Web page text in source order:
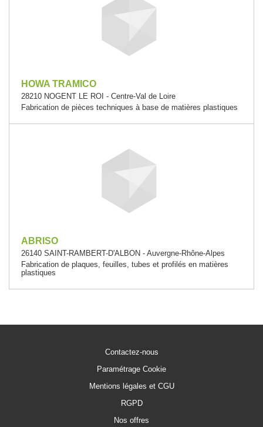
HOWA TRAMICO
28210 NOGENT LE ROI - Centre-Val de Loire
Fabrication de pièces techniques à base de matières plastiques
ABRISO
26140 SAINT-RAMBERT-D'ALBON - Auvergne-Rhône-Alpes
Fabrication de plaques, feuilles, tubes et profilés en matières
plastiques
Contactez-nous
Paramétrage Cookie
Mentions légales et CGU
RGPD
Nos offres